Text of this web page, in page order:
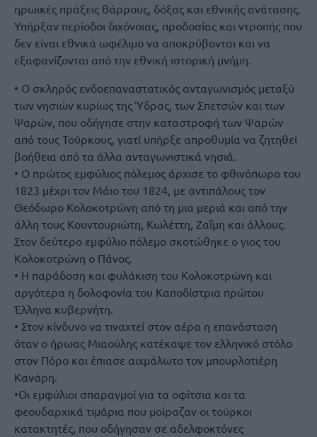
ηρωικές πράξεις θάρρους, δόξας και εθνικής ανάτασης.
Υπήρξαν περίοδοι διχόνοιας, προδοσίας και ντροπής που
δεν είναι εθνικά ωφέλιμο να αποκρύβονται και να
εξαφανίζονται από την εθνική ιστορική μνήμη.
• Ο σκληρός ενδοεπαναστατικός ανταγωνισμός μεταξύ
των νησιών κυρίως της Ύδρας, των Σπετσών και των
Ψαρών, που οδήγησε στην καταστροφή των Ψαρών
από τους Τούρκους, γιατί υπήρξε απροθυμία να ζητηθεί
βοήθεια από τα άλλα ανταγωνιστικά νησιά.
• Ο πρώτος εμφύλιος πόλεμος άρχισε το φθινόπωρο του
1823 μέχρι τον Μάιο του 1824, με αντιπάλους τον
Θεόδωρο Κολοκοτρώνη από τη μια μεριά και από την
άλλη τους Κουντουριώτη, Κωλέττη, Ζαΐμη και άλλους.
Στον δεύτερο εμφύλιο πόλεμο σκοτώθηκε ο γιος του
Κολοκοτρώνη ο Πάνος.
• Η παράδοση και φυλάκιση του Κολοκοτρώνη και
αργότερα η δολοφονία του Καποδίστρια πρώτου
Έλληνα κυβερνήτη.
• Στον κίνδυνο να τιναχτεί στον αέρα η επανάσταση
όταν ο ήρωας Μιαούλης κατέκαψε τον ελληνικό στόλο
στον Πόρο και έπιασε αιχμάλωτο τον μπουρλοτιέρη
Κανάρη.
•Οι εμφύλιοι σπαραγμοί για τα οφίτσια και τα
φεουδαρχικά τιμάρια που μοίραζαν οι τούρκοι
κατακτητές, που οδήγησαν σε αδελφοκτόνες